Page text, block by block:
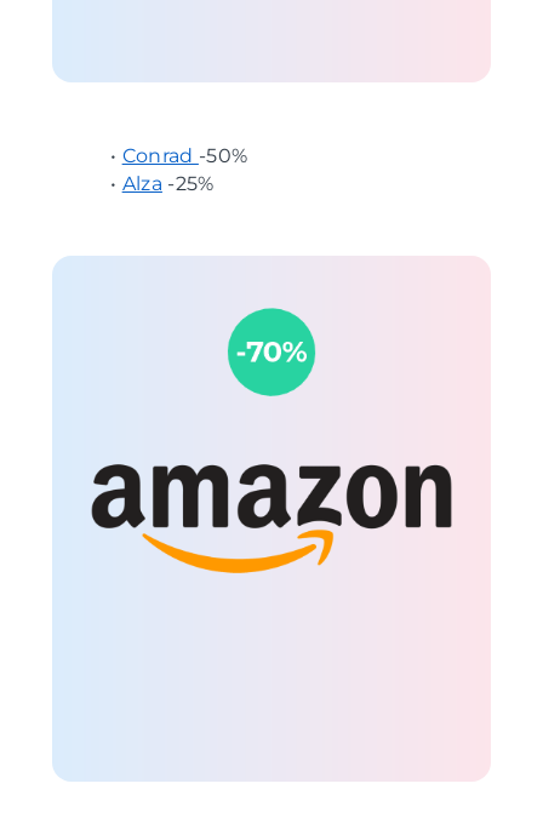
• Conrad -50%
• Alza -25%